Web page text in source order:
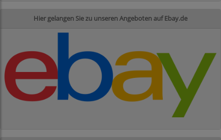
Hier gelangen Sie zu unseren Angeboten auf Ebay.de